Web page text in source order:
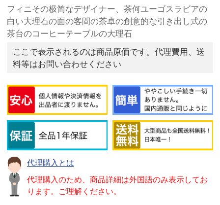
フィニその极简なデザイナー、茶何ユーゴスラビアの
白い大理石の面の客間の茶卓の創意的な引き出し式の
茶台のコーヒーテーブルの大理石
ここで表示されるのは商品原価です。代理費用、送
料等はお問い合わせください
代理購入とは
代理購入のため、商品詳細は外国語のみ表示してお
ります。ご理解ください。